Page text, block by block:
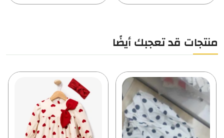
منتجات قد تعجبك أيضًا